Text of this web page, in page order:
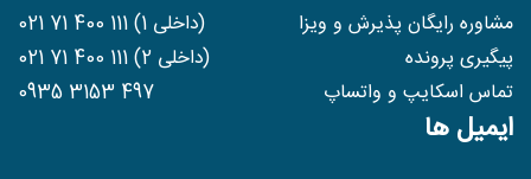
مشاوره رایگان پذیرش و ویزا
(داخلی 1) 021 71 400 111
پیگیری پرونده
(داخلی 2) 021 71 400 111
تماس اسکایپ و واتساپ
0935 3153 497
ایمیل ها